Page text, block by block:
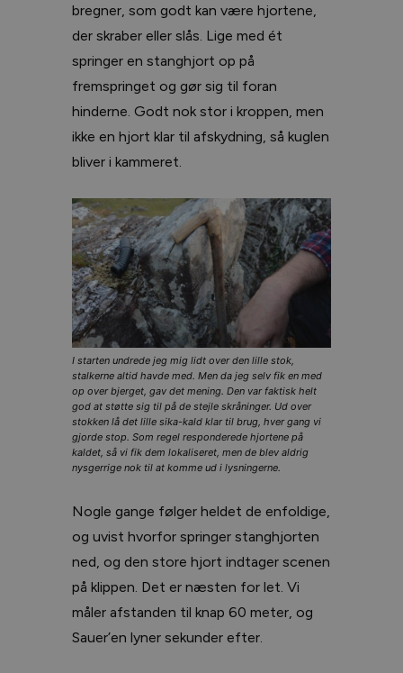
bregner, som godt kan være hjortene,
der skraber eller slås. Lige med ét
springer en stanghjort op på
fremspringet og gør sig til foran
hinderne. Godt nok stor i kroppen, men
ikke en hjort klar til afskydning, så kuglen
bliver i kammeret.
I starten undrede jeg mig lidt over den lille stok,
stalkerne altid havde med. Men da jeg selv fik en med
op over bjerget, gav det mening. Den var faktisk helt
god at støtte sig til på de stejle skråninger. Ud over
stokken lå det lille sika-kald klar til brug, hver gang vi
gjorde stop. Som regel responderede hjortene på
kaldet, så vi fik dem lokaliseret, men de blev aldrig
nysgerrige nok til at komme ud i lysningerne.
Nogle gange følger heldet de enfoldige,
og uvist hvorfor springer stanghjorten
ned, og den store hjort indtager scenen
på klippen. Det er næsten for let. Vi
måler afstanden til knap 60 meter, og
Sauer’en lyner sekunder efter.